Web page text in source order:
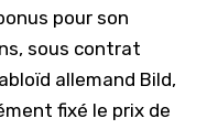
pour son
sous contrat
allemand Bild,
fixé le prix de